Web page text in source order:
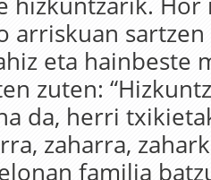
arriskuan
eta hainbeste
zuten:
da, herri
zaharra,
familia